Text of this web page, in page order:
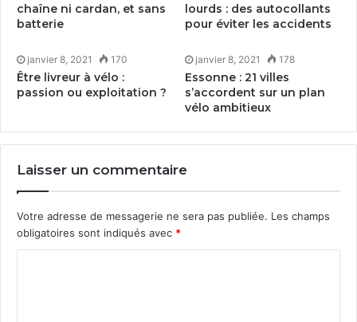
chaîne ni cardan, et sans
batterie
lourds : des autocollants
pour éviter les accidents
janvier 8, 2021 170
Être livreur à vélo :
passion ou exploitation ?
janvier 8, 2021 178
Essonne : 21 villes
s’accordent sur un plan
vélo ambitieux
Laisser un commentaire
Votre adresse de messagerie ne sera pas publiée. Les champs
obligatoires sont indiqués avec *